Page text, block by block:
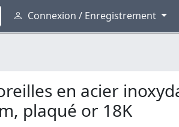
Connexion / Enregistrement
en acier
plaqué or 18K